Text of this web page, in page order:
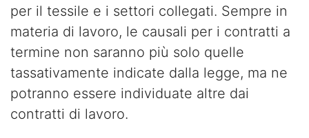
per il tessile e i settori collegati. Sempre in
materia di lavoro, le causali per i contratti a
termine non saranno più solo quelle
tassativamente indicate dalla legge, ma ne
potranno essere individuate altre dai
contratti di lavoro.